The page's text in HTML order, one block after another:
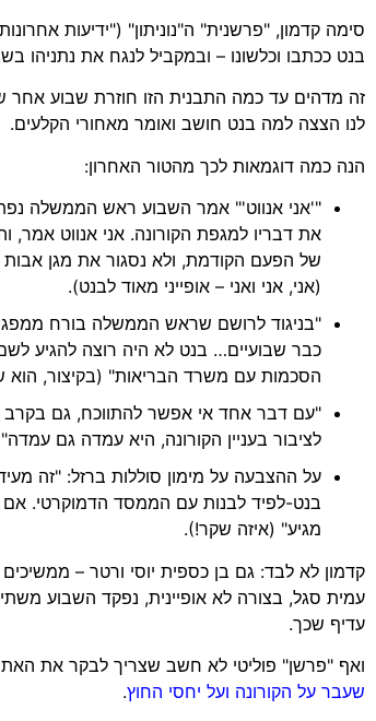
סימה קדמון, "פרשנית" ה"נוניתון" ("ידיעות
בנט ככתבו וכלשונו – ובמקביל לנגח את נתניהו
זה מדהים עד כמה התבנית הזו חוזרת שבוע אחר
לנו הצצה למה בנט חושב ואומר מאחורי הקלעים.
הנה כמה דוגמאות לכך מהטור האחרון:
"'אני אנווט'" אמר השבוע ראש הממשלה
את דבריו למגפת הקורונה. אני אנווט
של הפעם הקודמת, ולא נסגור את מגן
(אני, אני ואני – אופייני מאוד לבנט).
"בניגוד לרושם שראש הממשלה בורח
כבר שבועיים… בנט לא היה רוצה להגיע
הסכמות עם משרד הבריאות" (בקיצור, הוא
"עם דבר אחד אי אפשר להתווכח, גם
לציבור בעניין הקורונה, היא עמדה גם
על ההצבעה על מימון סוללות ברזל: "זה
בנט-לפיד לבנות עם הממסד הדמוקרטי. אם
מגיע" (איזה שקר!).
קדמון לא לבד: גם בן כספית יוסי ורטר –
עמית סגל, בצורה לא אופיינית, נפקד השבוע
עדיף שכך.
ואף "פרשן" פוליטי לא חשב שצריך לבקר את
שעבר על הקורונה ועל יחסי החוץ.